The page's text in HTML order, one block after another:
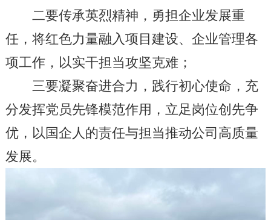
二要传承英烈精神，勇担企业发展重
任，将红色力量融入项目建设、企业管理各
项工作，以实干担当攻坚克难；
三要凝聚奋进合力，践行初心使命，充
分发挥党员先锋模范作用，立足岗位创先争
优，以国企人的责任与担当推动公司高质量
发展。